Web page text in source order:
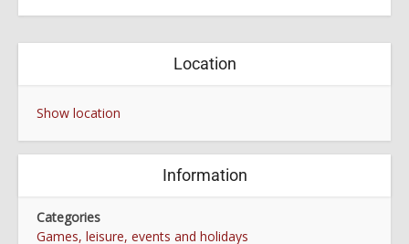
Location
Show location
Information
Categories
Games, leisure, events and holidays